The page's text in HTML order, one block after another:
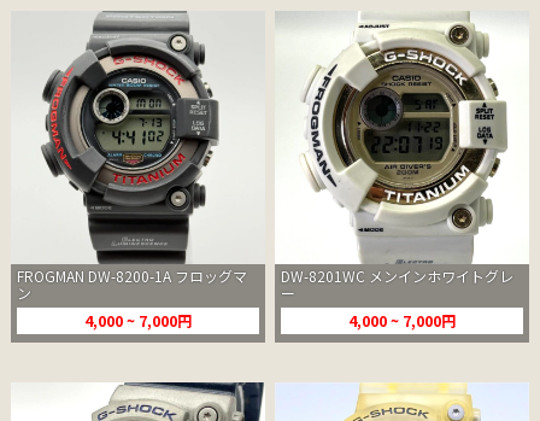
FROGMAN DW-8200-1A フロッグマ
ン
4,000 ~ 7,000円
DW-8201WC メンインホワイトグレ
ー
4,000 ~ 7,000円